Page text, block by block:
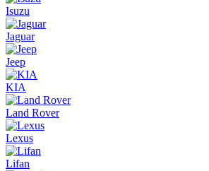
Isuzu
Jaguar
Jeep
KIA
Land Rover
Lexus
Lifan